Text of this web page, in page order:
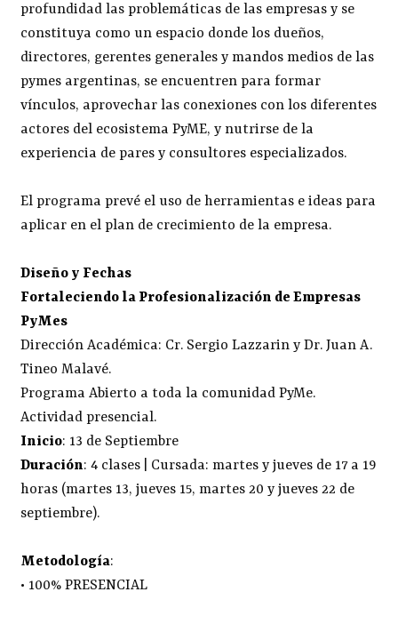
profundidad las problemáticas de las empresas y se
constituya como un espacio donde los dueños,
directores, gerentes generales y mandos medios de las
pymes argentinas, se encuentren para formar
vínculos, aprovechar las conexiones con los diferentes
actores del ecosistema PyME, y nutrirse de la
experiencia de pares y consultores especializados.
El programa prevé el uso de herramientas e ideas para
aplicar en el plan de crecimiento de la empresa.
Diseño y Fechas
Fortaleciendo la Profesionalización de Empresas
PyMes
Dirección Académica: Cr. Sergio Lazzarin y Dr. Juan A.
Tineo Malavé.
Programa Abierto a toda la comunidad PyMe.
Actividad presencial.
Inicio: 13 de Septiembre
Duración: 4 clases | Cursada: martes y jueves de 17 a 19
horas (martes 13, jueves 15, martes 20 y jueves 22 de
septiembre).
Metodología:
• 100% PRESENCIAL